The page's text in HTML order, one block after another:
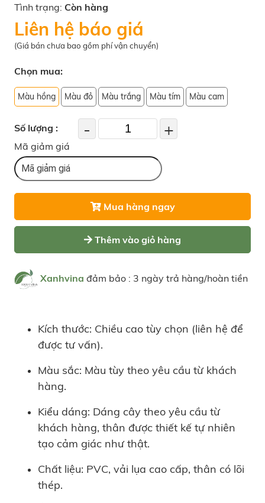
Tình trạng: Còn hàng
Liên hệ báo giá
(Giá bán chưa bao gồm phí vận chuyển)
Chọn mua:
Màu hồng Màu đỏ Màu trắng Màu tím Màu cam
Số lượng : - +
Mã giảm giá
Mua hàng ngay
Thêm vào giỏ hàng
Xanhvina đảm bảo : 3 ngày trả hàng/hoàn tiền
Kích thước: Chiều cao tùy chọn (liên hệ để
được tư vấn).
Màu sắc: Màu tùy theo yêu cầu từ khách
hàng.
Kiểu dáng: Dáng cây theo yêu cầu từ
khách hàng, thân được thiết kế tự nhiên
tạo cảm giác như thật.
Chất liệu: PVC, vải lụa cao cấp, thân có lõi
thép.